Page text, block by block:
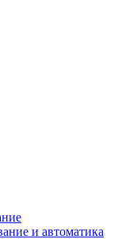
и автоматика